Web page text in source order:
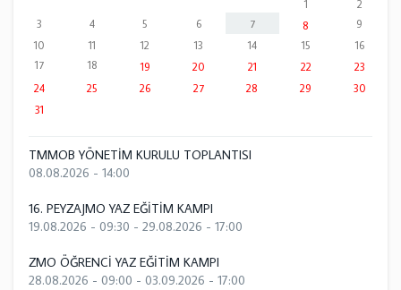
1
2
3
4 5 6 7 8
9
10
11 12 13 14 15
16
17
18 19 20 21 22
23
24
25 26 27 28 29
30
31
TMMOB YÖNETİM KURULU TOPLANTISI
08.08.2026 - 14:00
16. PEYZAJMO YAZ EĞİTİM KAMPI
19.08.2026 - 09:30 - 29.08.2026 - 17:00
ZMO ÖĞRENCİ YAZ EĞİTİM KAMPI
28.08.2026 - 09:00 - 03.09.2026 - 17:00